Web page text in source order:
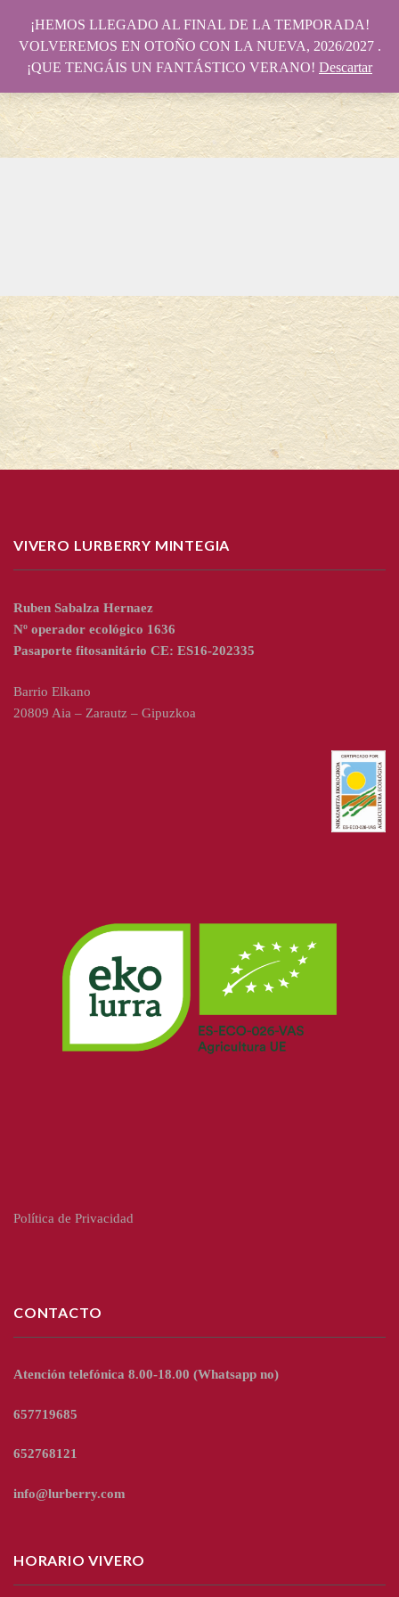
VIVERO LURBERRY MINTEGIA
Ruben Sabalza Hernaez
Nº operador ecológico 1636
Pasaporte fitosanitário CE: ES16-202335
Barrio Elkano
20809 Aia – Zarautz – Gipuzkoa
Política de Privacidad
CONTACTO
Atención telefónica 8.00-18.00 (Whatsapp no)
657719685
652768121
info@lurberry.com
HORARIO VIVERO
¡HEMOS LLEGADO AL FINAL DE LA TEMPORADA!
VOLVEREMOS EN OTOÑO CON LA NUEVA, 2026/2027 .
¡QUE TENGÁIS UN FANTÁSTICO VERANO! Descartar